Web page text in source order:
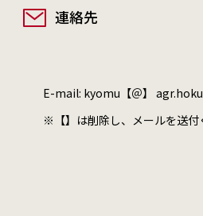
連絡先
E-mail: kyomu【＠】
※【】は削除し、メールを送付